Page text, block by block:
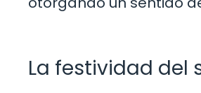
La festividad del